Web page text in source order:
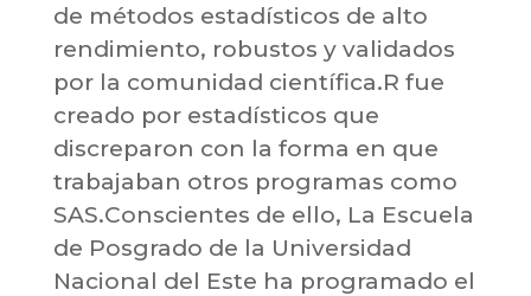
de métodos estadísticos de alto
rendimiento, robustos y validados
por la comunidad científica.R fue
creado por estadísticos que
discreparon con la forma en que
trabajaban otros programas como
SAS.Conscientes de ello, La Escuela
de Posgrado de la Universidad
Nacional del Este ha programado el